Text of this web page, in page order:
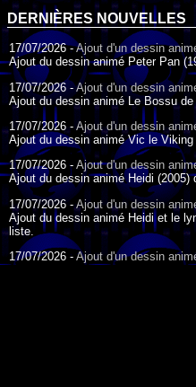
DERNIÈRES NOUVELLES
17/07/2026 -Ajout d'un dessin
Ajout du dessin animé Peter Pan
17/07/2026 -Ajout d'un dessin
Ajout du dessin animé Le Bossu
17/07/2026 - Ajout d'un dessin
Ajout du dessin animé Vic le Viking
17/07/2026 - Ajout d'un dessin
Ajout du dessin animé Heidi (2005)
17/07/2026 -Ajout d'un dessin
Ajout du dessin animé Heidi et le
liste.
17/07/2026 - Ajout d'un dessin